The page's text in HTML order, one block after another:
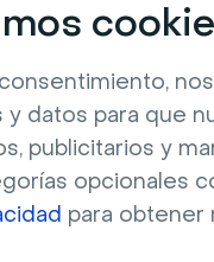
y datos para que
publicitarios y
opcionales
para obtener